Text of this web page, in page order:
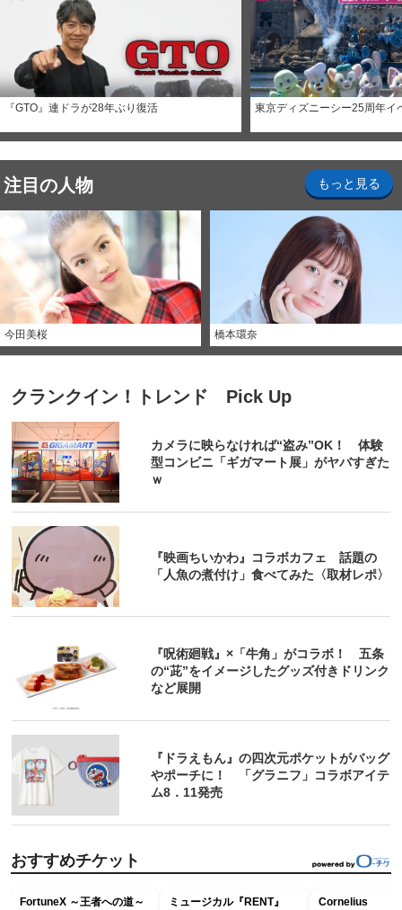
『GTO』連ドラが28年ぶり復活 東京ディズニーシー25周年イ
注目の人物 もっと見る
今田美桜 橋本環奈
クランクイン！トレンド Pick Up
カメラに映らなければ“盗み”OK！ 体験
型コンビニ「ギガマート展」がヤバすぎた
ｗ
『映画ちいかわ』コラボカフェ 話題の
「人魚の煮付け」食べてみた〈取材レポ〉
『呪術廻戦』×「牛角」がコラボ！ 五条
の“茈”をイメージしたグッズ付きドリンク
など展開
『ドラえもん』の四次元ポケットがバッグ
やポーチに！ 「グラニフ」コラボアイテ
ム8．11発売
おすすめチケット
FortuneX ～王者への道～ ミュージカル『RENT』 Cornelius